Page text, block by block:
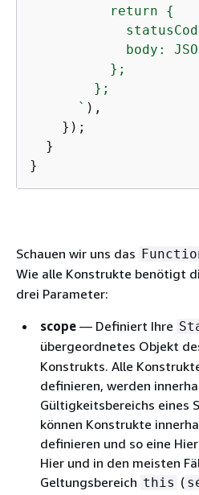
          return
{
body:
          };
        };
      `
),
    });
  }
}
Schauen wir uns das
Wie alle Konstrukte benötigt
drei Parameter:
scope — Definiert Ihre
übergeordnetes Objekt
Konstrukts. Alle
definieren, werden
Gültigkeitsbereichs eines
können Konstrukte
definieren und so eine
Hier und in den meisten
Geltungsbereich this (